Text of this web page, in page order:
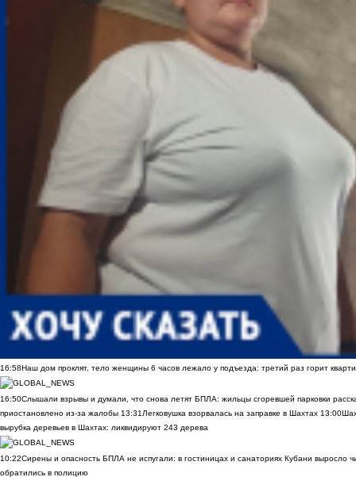
16:58Наш дом проклят, тело женщины 6 часов лежало у подъезда: третий раз горит
16:50Слышали взрывы и думали, что снова летят БПЛА: жильцы сгоревшей парковки
приостановлено из-за жалобы 13:31 Легковушка взорвалась на заправке в Шахтах 13:00
вырубка деревьев в Шахтах: ликвидируют 243 дерева
10:22Сирены и опасность БПЛА не испугали: в гостиницах и санаториях Кубани выросло
обратились в полицию